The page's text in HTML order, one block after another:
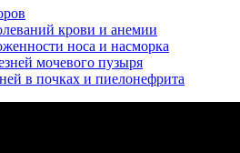
крови и анемии
носа и насморка
мочевого пузыря
в почках и пиелонефрита